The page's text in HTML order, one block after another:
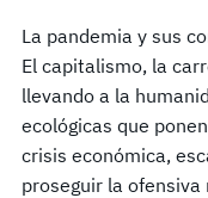
La pandemia y sus
El capitalismo, la
llevando a la
ecológicas que
crisis económica,
proseguir la